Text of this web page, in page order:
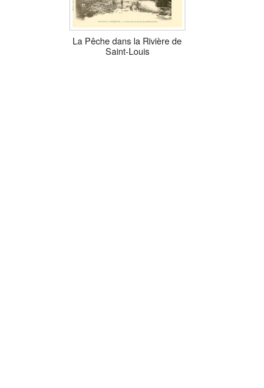
La Pêche dans la Rivière de
Saint-Louis